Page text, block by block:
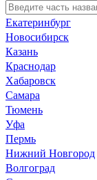
Екатеринбург
Новосибирск
Казань
Краснодар
Хабаровск
Самара
Тюмень
Уфа
Пермь
Нижний Новгород
Волгоград